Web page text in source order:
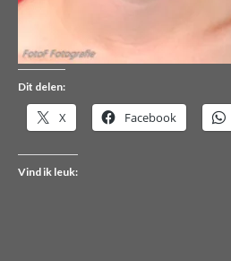
Dit delen:
X Facebook
Vind ik leuk: